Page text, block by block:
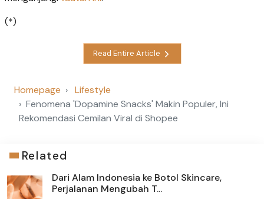
(*)
Read Entire Article
Homepage
Lifestyle
Fenomena 'Dopamine Snacks' Makin Populer, Ini
Rekomendasi Cemilan Viral di Shopee
Related
Dari Alam Indonesia ke Botol Skincare,
Perjalanan Mengubah T...